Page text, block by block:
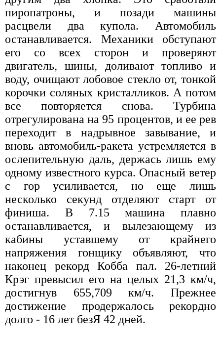
пиропатроны, и позади машины
расцвели два купола. Автомобиль
останавливается. Механики обступают
его со всех сторон и проверяют
двигатель, шины, доливают топливо и
воду, очищают лобовое стекло от, тонкой
корочки соляных кристалликов. А потом
все повторяется снова. Турбина
отрегулирована на 95 процентов, и ее рев
переходит в надрывное завывание, и
вновь автомобиль-ракета устремляется в
ослепительную даль, держась лишь ему
одному известного курса. Опасный ветер
с гор усиливается, но еще лишь
несколько секунд отделяют старт от
финиша. В 7.15 машина плавно
останавливается, и вылезающему из
кабины уставшему от крайнего
напряжения гонщику объявляют, что
наконец рекорд Кобба пал. 26-летний
Крэг превысил его на целых 21,3 км/ч,
достигнув 655,709 км/ч. Прежнее
достижение продержалось рекордно
долго - 16 лет безЯ 42 дней.